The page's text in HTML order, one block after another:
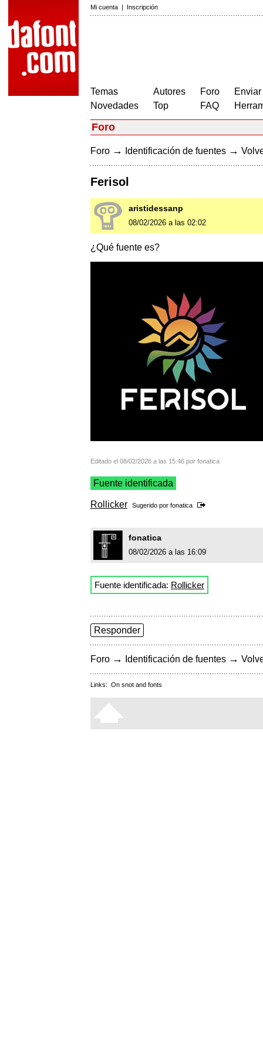
Mi cuenta | Inscripción
Temas
Novedades
Autores
Top
Foro
FAQ
Foro
Foro → Identificación de fuentes →
Ferisol
aristidessanp
08/02/2026 a las 02:02
¿Qué fuente es?
Editado el 08/02/2026 a las 15:46 por fonatica
Fuente identificada
Rollicker Sugerido por fonatica
fonatica
08/02/2026 a las 16:09
Fuente identificada: Rollicker
Responder
Foro → Identificación de fuentes →
Links: On snot and fonts